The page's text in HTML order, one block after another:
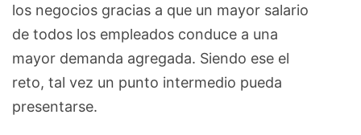
los negocios gracias a que un mayor salario
de todos los empleados conduce a una
mayor demanda agregada. Siendo ese el
reto, tal vez un punto intermedio pueda
presentarse.